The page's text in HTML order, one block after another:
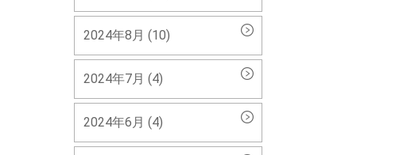
2024年8月 (10)
2024年7月 (4)
2024年6月 (4)